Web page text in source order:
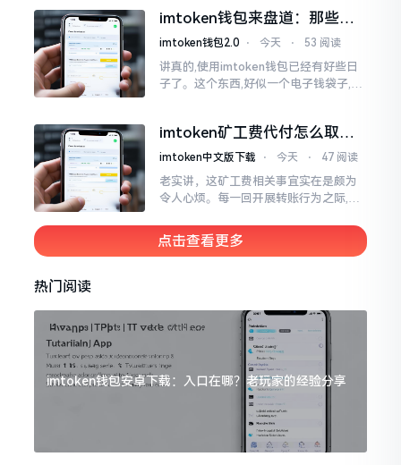
据助记词来生成的,通俗讲
imtoken钱包来盘道：那些踩
过的坑和保命招
imtoken钱包2.0 ⋅ 今天 ⋅ 53 阅读
讲真的,使用imtoken钱包已经有好些日
子了。这个东西,好似一个电子钱袋子,里
却提心吊胆、神经紧绷。
imtoken矿工费代付怎么取
消？老手教你几招
imtoken中文版下载 ⋅ 今天 ⋅ 47 阅读
老实讲，这矿工费相关事宜实在是颇为
令人心烦。每一回开展转账行为之际,就
得紧接着的下一秒会扣掉多少手续费。
时隔多年
点击查看更多
热门阅读
imtoken钱包安卓下载：入口在哪？老玩家的经验分享